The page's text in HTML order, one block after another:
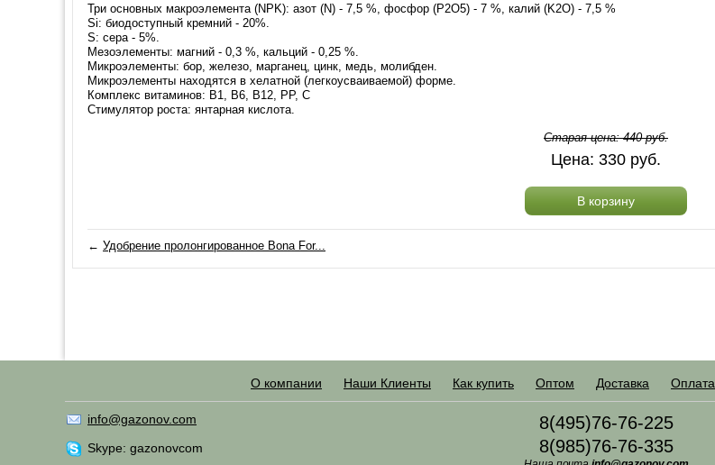
Три основных макроэлемента (NPK): азот (N) - 7,5 %, фосфор (P2O5) - 7 %, калий (K2O) - 7,5 %
Si: биодоступный кремний - 20%.
S: сера - 5%.
Мезоэлементы: магний - 0,3 %, кальций - 0,25 %.
Микроэлементы: бор, железо, марганец, цинк, медь, молибден.
Микроэлементы находятся в хелатной (легкоусваиваемой) форме.
Комплекс витаминов: B1, B6, B12, PP, С
Стимулятор роста: янтарная кислота.
Старая цена:440руб.
Цена: 330 руб.
В корзину
← Удобрение пролонгированное Bona For...
О компании Наши Клиенты Как купить Оптом Доставка Оплата
info@gazonov.com
Skype: gazonovcom
8(495)76-76-225
8(985)76-76-335